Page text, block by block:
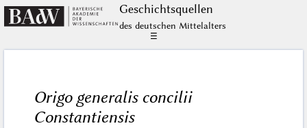
Geschichts­quellen
des deutschen Mittelalters
☰
Origo generalis concilii
Constantiensis